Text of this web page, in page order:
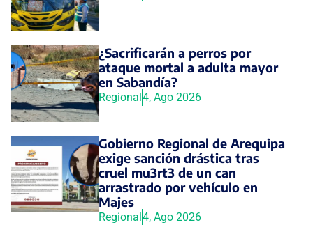
¿Sacrificarán a perros por
ataque mortal a adulta mayor
en Sabandía?
Regional 4, Ago 2026
Gobierno Regional de Arequipa
exige sanción drástica tras
cruel mu3rt3 de un can
arrastrado por vehículo en
Majes
Regional 4, Ago 2026